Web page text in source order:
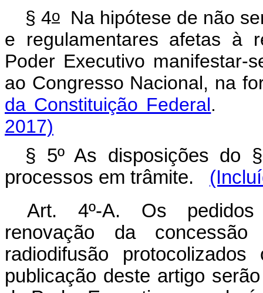
§ 4o Na hipótese de não
e regulamentares afetas à
Poder Executivo manifestar-
ao Congresso Nacional, na
da Constituição Federal
2017)
§ 5º As disposições do
processos em trâmite.
Art. 4º-A. Os pedidos
renovação da
radiodifusão
publicação deste artigo